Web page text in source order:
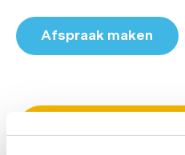
Afspraak maken